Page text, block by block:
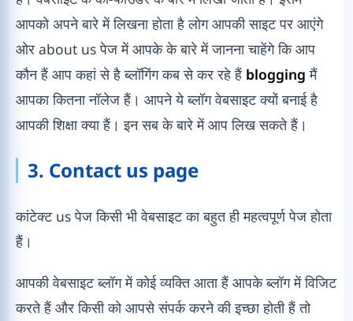
आपको अपने बारे में लिखना होता है लोग आपकी साइट पर आएंगे
ओर about us पेज में आपके के बारे में जानना चाहेंगे कि आप
कौन हैं आप कहां से है ब्लॉगिंग कब से कर रहे हैं blogging मैं
आपका कितना नॉलेज हैं। आपने ये ब्लॉग वेबसाइट क्यों बनाई है
आपकी शिक्षा क्या हैं। इन सब के बारे में आप लिख सकते हैं।
3. Contact us page
कांटेक्ट us पेज किसी भी वेबसाइट का बहुत ही महत्वपूर्ण पेज होता
हैं।
आपकी वेबसाइट ब्लॉग में कोई व्यक्ति आता हैं आपके ब्लॉग में विजिट
करते हैं और किसी को आपसे संपर्क करने की इच्छा होती हैं तो